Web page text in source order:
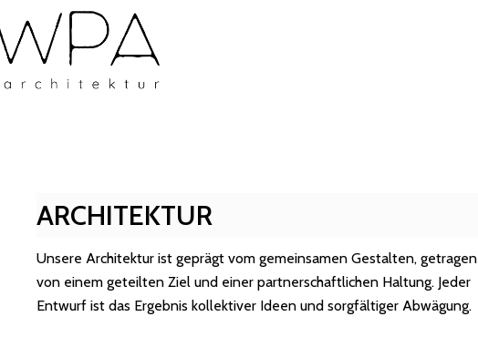
ARCHITEKTUR
Unsere Architektur ist geprägt vom gemeinsamen Gestalten, getragen
von einem geteilten Ziel und einer partnerschaftlichen Haltung. Jeder
Entwurf ist das Ergebnis kollektiver Ideen und sorgfältiger Abwägung.